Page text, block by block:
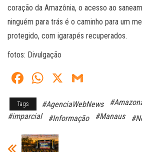
coração da Amazônia, o acesso ao
ninguém para trás é o caminho para um
protegido, com igarapés recuperados.
fotos: Divulgação
Fa
ce
bo
W
ts
A
pp
X
ail
Tags #AgenciaWebNews
#imparcial
#Informação #Manaus